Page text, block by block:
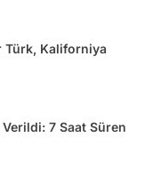
Türk, Kaliforniya
7 Saat Süren